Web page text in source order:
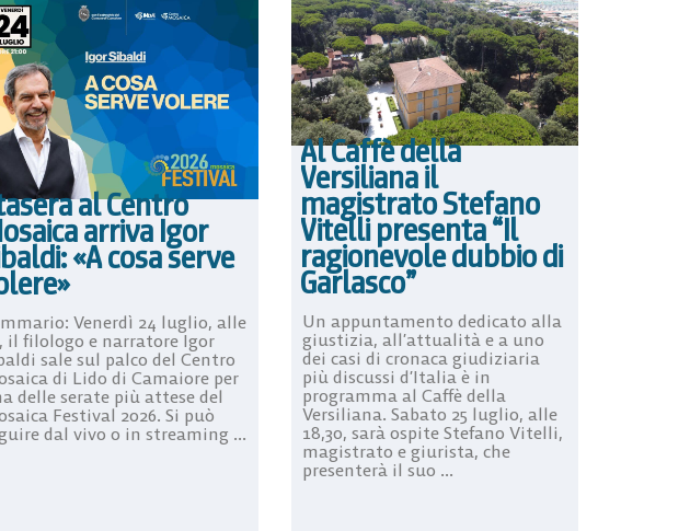
al Centro
arriva Igor
«A cosa serve
Venerdì 24 luglio, alle
il filologo e narratore Igor
sale sul palco del Centro
di Lido di Camaiore per
delle serate più attese del
Festival 2026. Si può
dal vivo o in streaming ...
Al Caffè della
Versiliana il
magistrato Stefano
Vitelli presenta “Il
ragionevole dubbio di
Garlasco”
Un appuntamento dedicato alla
giustizia, all’attualità e a uno
dei casi di cronaca giudiziaria
più discussi d’Italia è in
programma al Caffè della
Versiliana. Sabato 25 luglio, alle
18,30, sarà ospite Stefano Vitelli,
magistrato e giurista, che
presenterà il suo ...